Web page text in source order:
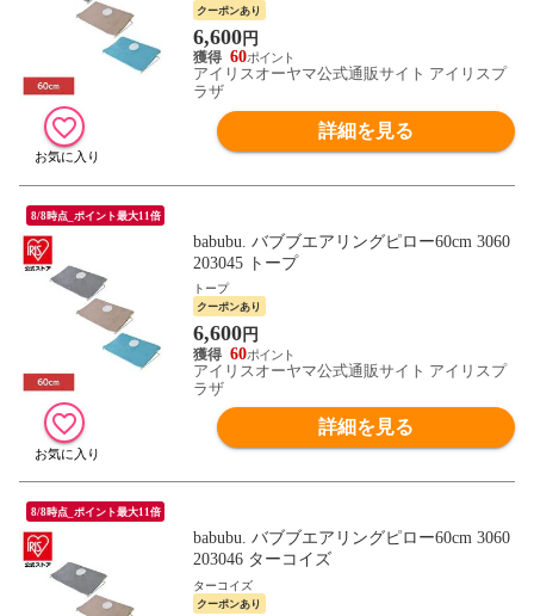
クーポンあり
6,600円
60
アイリスオーヤマ公式通販サイト アイリスプ
ラザ
詳細を見る
8/8時点_ポイント最大11倍
babubu. バブブエアリングピロー60cm 3060
203045 トープ
トープ
クーポンあり
6,600円
60
アイリスオーヤマ公式通販サイト アイリスプ
ラザ
詳細を見る
8/8時点_ポイント最大11倍
babubu. バブブエアリングピロー60cm 3060
203046 ターコイズ
ターコイズ
クーポンあり